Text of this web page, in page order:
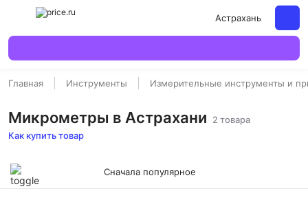
Астрахань
Главная Инструменты Измерительные инструменты и
Микрометры в Астрахани
2 товара
Как купить товар
Сначала популярное